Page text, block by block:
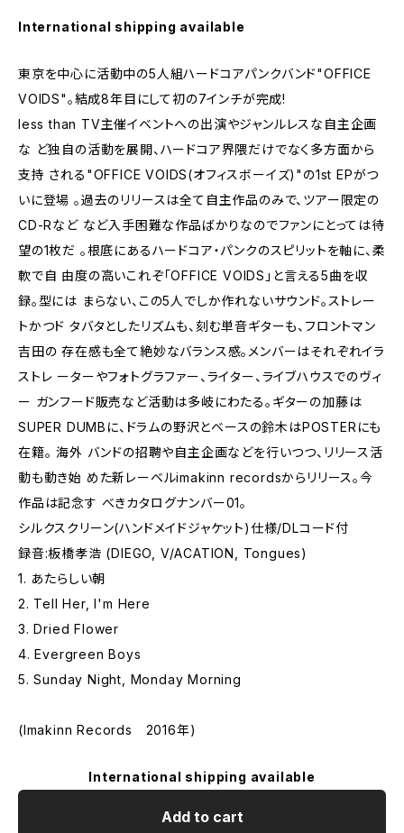
International shipping available
東京を中心に活動中の5人組ハードコアパンクバンド"OFFICE
VOIDS"。結成8年目にして初の7インチが完成!
less than TV主催イベントへの出演やジャンルレスな自主企画
な ど独自の活動を展開、ハードコア界隈だけでなく多方面から
支持 される"OFFICE VOIDS(オフィスボーイズ)"の1st EPがつ
いに登場 。過去のリリースは全て自主作品のみで、ツアー限定の
CD-Rなど など入手困難な作品ばかりなのでファンにとっては待
望の1枚だ 。根底にあるハードコア・パンクのスピリットを軸に、柔
軟で自 由度の高いこれぞ「OFFICE VOIDS」と言える5曲を収
録。型には まらない、この5人でしか作れないサウンド。ストレー
トかつド タバタとしたリズムも、刻む単音ギターも、フロントマン
吉田の 存在感も全て絶妙なバランス感。メンバーはそれぞれイラ
ストレ ーターやフォトグラファー、ライター、ライブハウスでのヴィ
ー ガンフード販売など活動は多岐にわたる。ギターの加藤は
SUPER DUMBに、ドラムの野沢とベースの鈴木はPOSTERにも
在籍。 海外 バンドの招聘や自主企画などを行いつつ、リリース活
動も動き始 めた新レーベルimakinn recordsからリリース。今
作品は記念す べきカタログナンバー01。
シルクスクリーン(ハンドメイドジャケット)仕様/DLコード付
録音:板橋孝浩 (DIEGO, V/ACATION, Tongues)
1. あたらしい朝
2. Tell Her, I'm Here
3. Dried Flower
4. Evergreen Boys
5. Sunday Night, Monday Morning
(Imakinn Records 2016年)
International shipping available
Add to cart